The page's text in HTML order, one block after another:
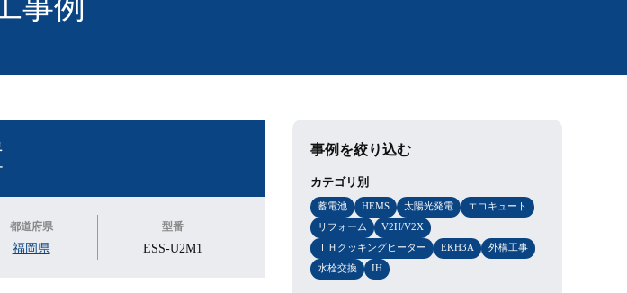
事例
都道府県
福岡県
型番
ESS-U2M1
事例を絞り込む
カテゴリ別
蓄電池 HEMS 太陽光発電
エコキュート
リフォーム
V2H/V2X
ＩＨクッキングヒーター
EKH3A
外構工事
水栓交換
IH